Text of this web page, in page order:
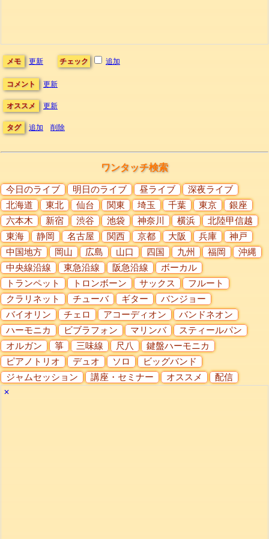
メモ 更新 チェック 追加
コメント 更新
オススメ 更新
タグ 追加 削除
ワンタッチ検索
今日のライブ 明日のライブ 昼ライブ
深夜ライブ
北海道
東北 仙台 関東 埼玉 千葉 東京
銀座
六本木
新宿 渋谷 池袋 神奈川 横浜
北陸甲信越
東海
静岡 名古屋 関西 京都 大阪 兵庫
神戸
中国地方
岡山 広島 山口 四国 九州 福岡
沖縄
中央線沿線
東急沿線 阪急沿線
ボーカル
トランペット
トロンボーン サックス
フルート
クラリネット
チューバ ギター
バンジョー
バイオリン
チェロ アコーディオン
バンドネオン
ハーモニカ
ビブラフォン マリンバ
スティールパン
オルガン
箏 三味線 尺八
鍵盤ハーモニカ
ピアノトリオ
デュオ ソロ
ビッグバンド
ジャムセッション
講座・セミナー オススメ 配信
✕